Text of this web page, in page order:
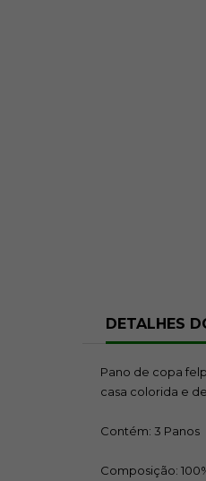
DETALHES
Pano de copa
casa colorida e
Contém: 3 Panos
Composição: